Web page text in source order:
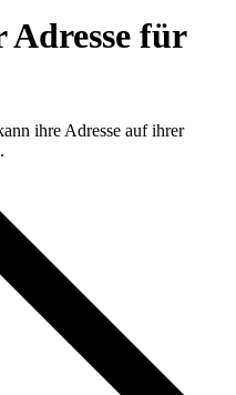
für
ihre Adresse auf ihrer